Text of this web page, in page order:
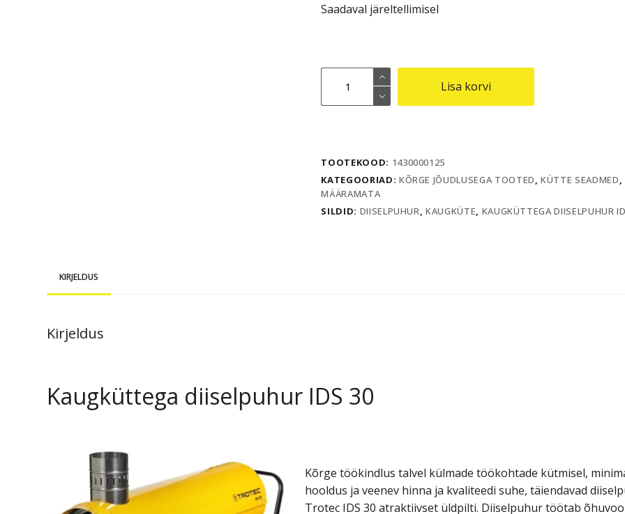
Saadaval järeltellimisel
Kaugküttega
diiselpuhur
IDS
Lisa korvi
TOOTEKOOD: 1430000125
KATEGOORIAD: KÕRGE JÕUDLUSEGA TOOTED,KÜTTE SEADMED,
MÄÄRAMATA
SILDID: DIISELPUHUR,KAUGKÜTE, KAUGKÜTTEGA DIISELPUHUR
KIRJELDUS
Kirjeldus
Kaugküttega diiselpuhur IDS 30
Kõrge töökindlus talvel külmade töökohtade kütmisel,
hooldus ja veenev hinna ja kvaliteedi suhe, täiendavad
Trotec IDS 30 atraktiivset üldpilti. Diiselpuhur töötab